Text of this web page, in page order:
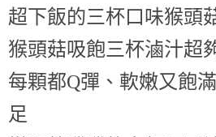
超下飯的三杯口味猴頭
猴頭菇吸飽三杯滷汁超
每顆都Q彈、軟嫩又飽滿
足